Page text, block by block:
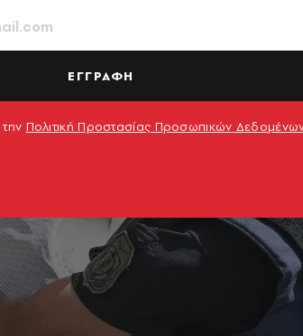
ΕΓΓΡΑΦΗ
Πολιτική Προστασίας Προσωπικών